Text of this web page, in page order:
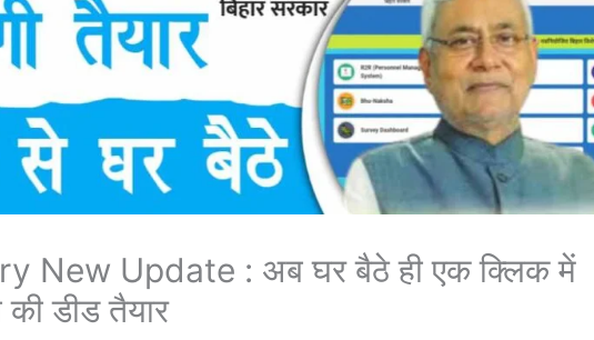
New Update : अब घर बैठे ही एक क्लिक में
की डीड तैयार